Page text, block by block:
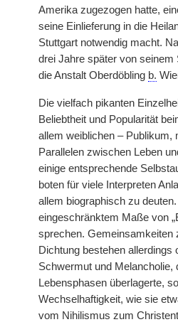
Amerika zugezogen hatte,
seine Einlieferung in die
Stuttgart notwendig macht.
drei Jahre später von seinem
die Anstalt Oberdöbling b.
Die vielfach pikanten
Beliebtheit und Popularität
allem weiblichen – Publikum,
Parallelen zwischen Leben
einige entsprechende
boten für viele Interpreten
allem biographisch zu
eingeschränktem Maße von
sprechen. Gemeinsamkeiten
Dichtung bestehen allerdings
Schwermut und Melancholie,
Lebensphasen überlagerte,
Wechselhaftigkeit, wie sie
vom Nihilismus zum